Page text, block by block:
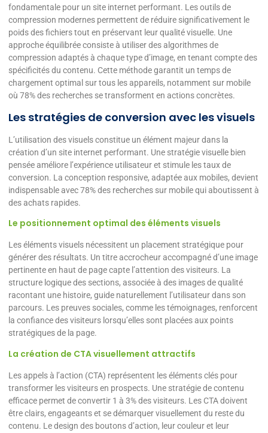
fondamentale pour un site internet performant. Les outils de
compression modernes permettent de réduire significativement le
poids des fichiers tout en préservant leur qualité visuelle. Une
approche équilibrée consiste à utiliser des algorithmes de
compression adaptés à chaque type d’image, en tenant compte des
spécificités du contenu. Cette méthode garantit un temps de
chargement optimal sur tous les appareils, notamment sur mobile
où 78% des recherches se transforment en actions concrètes.
Les stratégies de conversion avec les visuels
L’utilisation des visuels constitue un élément majeur dans la
création d’un site internet performant. Une stratégie visuelle bien
pensée améliore l’expérience utilisateur et stimule les taux de
conversion. La conception responsive, adaptée aux mobiles, devient
indispensable avec 78% des recherches sur mobile qui aboutissent à
des achats rapides.
Le positionnement optimal des éléments visuels
Les éléments visuels nécessitent un placement stratégique pour
générer des résultats. Un titre accrocheur accompagné d’une image
pertinente en haut de page capte l’attention des visiteurs. La
structure logique des sections, associée à des images de qualité
racontant une histoire, guide naturellement l’utilisateur dans son
parcours. Les preuves sociales, comme les témoignages, renforcent
la confiance des visiteurs lorsqu’elles sont placées aux points
stratégiques de la page.
La création de CTA visuellement attractifs
Les appels à l’action (CTA) représentent les éléments clés pour
transformer les visiteurs en prospects. Une stratégie de contenu
efficace permet de convertir 1 à 3% des visiteurs. Les CTA doivent
être clairs, engageants et se démarquer visuellement du reste du
contenu. Le design des boutons d’action, leur couleur et leur